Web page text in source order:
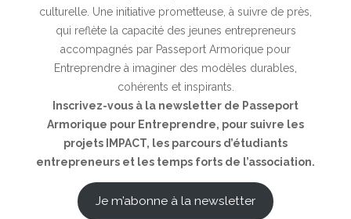
culturelle. Une initiative prometteuse, à suivre de près,
qui reflète la capacité des jeunes entrepreneurs
accompagnés par Passeport Armorique pour
Entreprendre à imaginer des modèles durables,
cohérents et inspirants.
Inscrivez-vous à la newsletter de Passeport
Armorique pour Entreprendre, pour suivre les
projets IMPACT, les parcours d’étudiants
entrepreneurs et les temps forts de l’association.
Je m’abonne à la newsletter